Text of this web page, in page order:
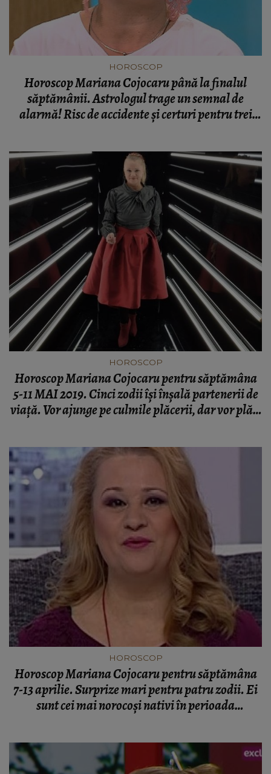
HOROSCOP
Horoscop Mariana Cojocaru până la finalul
săptămânii. Astrologul trage un semnal de
alarmă! Risc de accidente şi certuri pentru trei
HOROSCOP
Horoscop Mariana Cojocaru pentru săptămâna
5-11 MAI 2019. Cinci zodii îşi înşală partenerii de
viaţă. Vor ajunge pe culmile plăcerii, dar vor plăti
HOROSCOP
Horoscop Mariana Cojocaru pentru săptămâna
7-13 aprilie. Surprize mari pentru patru zodii. Ei
sunt cei mai norocoşi nativi în perioada